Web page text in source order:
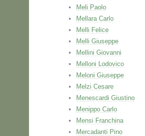
Meli Paolo
Mellara Carlo
Melli Felice
Melli Giuseppe
Mellini Giovanni
Melloni Lodovico
Meloni Giuseppe
Melzi Cesare
Menescardi Giustino
Menippo Carlo
Mensi Franchina
Mercadanti Pino